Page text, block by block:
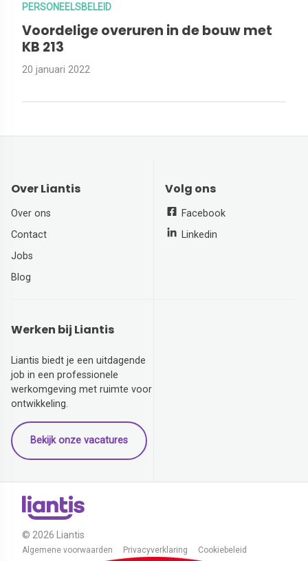
PERSONEELSBELEID
Voordelige overuren in de bouw met
KB 213
20 januari 2022
Over Liantis
Over ons
Contact
Jobs
Blog
Volg ons
Facebook
Linkedin
Werken bij Liantis
Liantis biedt je een uitdagende
job in een professionele
werkomgeving met ruimte voor
ontwikkeling.
Bekijk onze vacatures
© 2026 Liantis
Algemene voorwaarden Privacyverklaring Cookiebeleid